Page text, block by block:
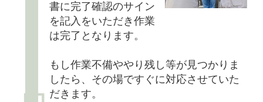
書に完了確認のサイン
を記入をいただき作業
は完了となります。
もし作業不備ややり残し等が見つかりま
したら、その場ですぐに対応させていた
だきます。